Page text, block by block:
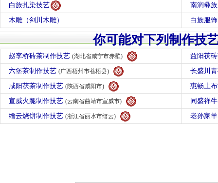
白族扎染技艺 南涧彝
木雕（剑川木雕） 白族服饰
你可能对下列制作技
赵李桥砖茶制作技艺 (湖北省咸宁市赤壁) 益阳茯
六堡茶制作技艺 (广西梧州市苍梧县) 长盛川
咸阳茯茶制作技艺 (陕西省咸阳市) 惠畅土
宣威火腿制作技艺 (云南省曲靖市宣威市) 同盛祥
缙云烧饼制作技艺 (浙江省丽水市缙云) 老孙家